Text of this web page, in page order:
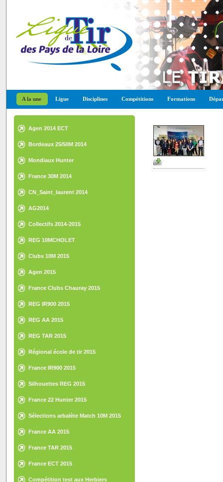
A la une Ligue Disciplines Compétitions Formations
Agen 2014 ECT
Bordeaux 25/50M 2014
Mondiaux Hunter
France 30M 2014
CN_Saint_laurent 2014
AG2014
Collectifs 2014-2015
REG 10MCHOLET
Clubs 10M 2015
Agen 2015
France Clubs Chauray 2015
REG IR900 2015
REG AA 2015
REG TAR 2015
Régional école de tir 2015
France IR900 2015
Silhouettes REG 2015
France 22 Hunter 2015
Sélections arbalète Match 10M 2015
France AA 2015
France TAR 2015
France ECT 2015
Compétition test aux Herbiers